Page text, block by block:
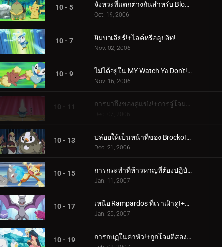
10 - 5 จังหวะที่แตกต่างกันสำหรับ Blokes ที่แตกต่างกัน! + Gettin 'ทวิกกี้ด้วย!
Oct. 19, 2006
10 - 7 ยิมบาเลียร์!+ไลค์หรือลูปอิท!
Nov. 02, 2006
10 - 9 ไม่ได้อยู่ใน MY Watch Ya Don't!+การตั้งค่าโลกด้วย Buneary!
Nov. 16, 2006
10 - 11
Dec. 07, 2006
10 - 13 ปล่อยให้เป็นหน้าที่ของ Brocko!+A Staravia Is Born!
Dec. 21, 2006
10 - 15 การกระทำที่ห้าวหาญที่ต้องปฏิบัติตาม!+รูปทรงของสิ่งที่จะเกิดขึ้น!
Jan. 11, 2007
10 - 17 เหนือ Rampardos ที่เราเฝ้าดู!+ดุร้ายบนท้องถนน!
Jan. 25, 2007
10 - 19 การกบฏในค่าหัว!+ถูกโจมตีสองครั้ง ครั้งหนึ่งเคยเขินอาย!